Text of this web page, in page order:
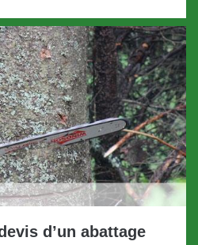
d’un abattage